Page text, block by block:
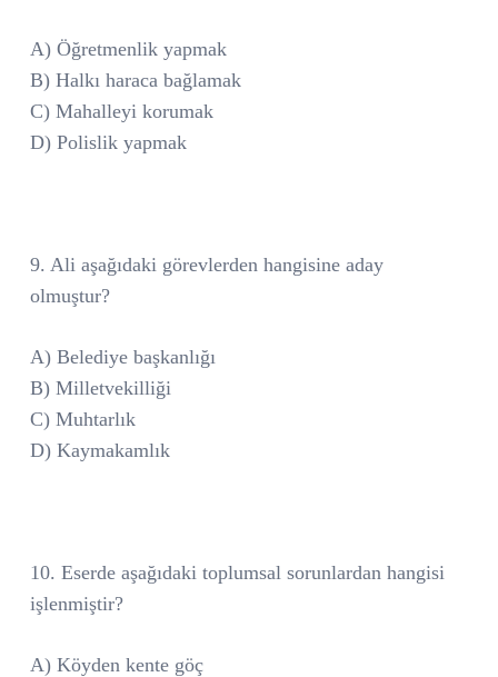
A) Öğretmenlik yapmak
B) Halkı haraca bağlamak
C) Mahalleyi korumak
D) Polislik yapmak
9. Ali aşağıdaki görevlerden hangisine aday
olmuştur?
A) Belediye başkanlığı
B) Milletvekilliği
C) Muhtarlık
D) Kaymakamlık
10. Eserde aşağıdaki toplumsal sorunlardan hangisi
işlenmiştir?
A) Köyden kente göç